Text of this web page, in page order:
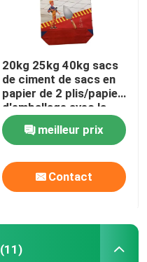
20kg 25kg 40kg sacs
de ciment de sacs en
papier de 2 plis/papier
d'emballage avec la
poudre adhésive
meilleur prix
Contact
(11)